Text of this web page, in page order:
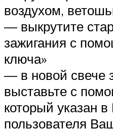
воздухом,
— выкрутите
зажигания с
ключа»
— в новой свече
выставьте с
который указан в
пользователя